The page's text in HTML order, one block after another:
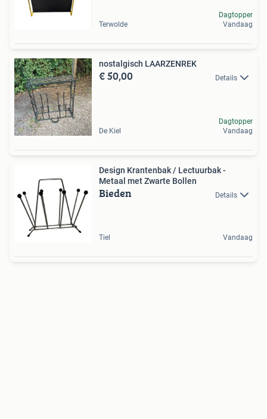
Terwolde
Dagtopper
Vandaag
nostalgisch LAARZENREK
€ 50,00 Details
De Kiel
Dagtopper
Vandaag
Design Krantenbak / Lectuurbak -
Metaal met Zwarte Bollen
Bieden Details
Tiel Vandaag